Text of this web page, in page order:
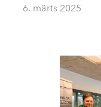
6. märts 2025